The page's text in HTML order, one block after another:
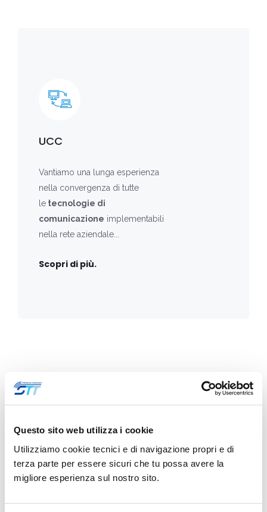
Questo sito web utilizza i cookie
Utilizziamo cookie tecnici e di navigazione propri e di
terza parte per essere sicuri che tu possa avere la
migliore esperienza sul nostro sito.
UCC
Vantiamo una lunga esperienza
nella convergenza di tutte
le tecnologie di
comunicazione implementabili
nella rete aziendale...
Scopri di più.